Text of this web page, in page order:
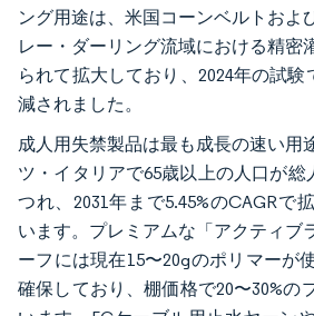
ング用途は、米国コーンベルトおよ
レー・ダーリング流域における精密
られて拡大しており、2024年の試験
減されました。
成人用失禁製品は最も成長の速い用
ツ・イタリアで65歳以上の人口が総
つれ、2031年まで5.45%のCAGRで
います。プレミアムな「アクティブ
ーフには現在15〜20gのポリマーが
確保しており、棚価格で20〜30%の